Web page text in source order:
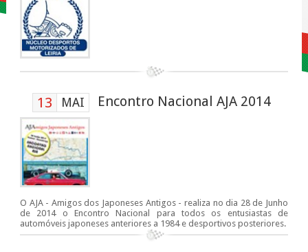
13 MAI Encontro Nacional AJA 2014
O AJA - Amigos dos Japoneses Antigos - realiza no dia 28 de Junho
de 2014 o Encontro Nacional para todos os entusiastas de
automóveis japoneses anteriores a 1984 e desportivos posteriores.